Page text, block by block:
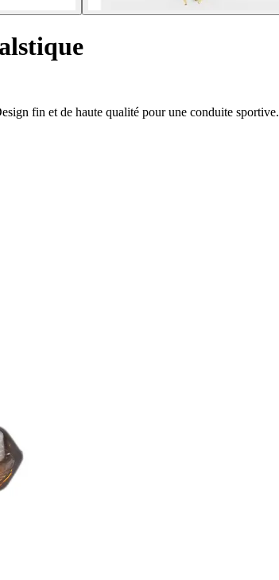
fin et de haute qualité pour une conduite sportive.